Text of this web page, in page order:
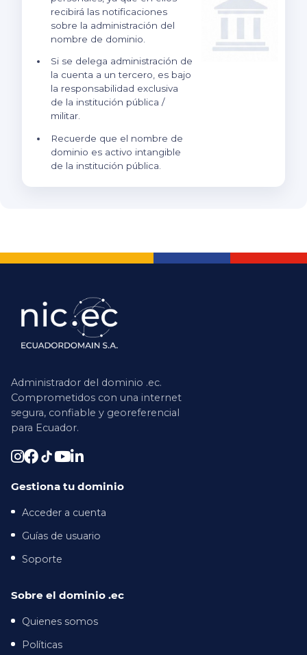
recibirá las notificaciones
sobre la administración del
nombre de dominio.
Si se delega administración de
la cuenta a un tercero, es bajo
la responsabilidad exclusiva
de la institución pública /
militar.
Recuerde que el nombre de
dominio es activo intangible
de la institución pública.
Administrador del dominio .ec.
Comprometidos con una internet
segura, confiable y georeferencial
para Ecuador.
Gestiona tu dominio
Acceder a cuenta
Guías de usuario
Soporte
Sobre el dominio .ec
Quienes somos
Políticas